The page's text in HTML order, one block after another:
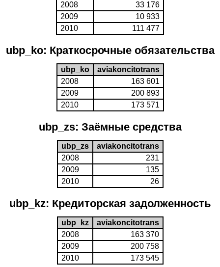
2008
33 176
2009
10 933
2010
111 477
ubp_ko: Краткосрочные обязательства
ubp_ko
aviakoncitotrans
2008
163 601
2009
200 893
2010
173 571
ubp_zs: Заёмные средства
ubp_zs
aviakoncitotrans
2008
231
2009
135
2010
26
ubp_kz: Кредиторская задолженность
ubp_kz
aviakoncitotrans
2008
163 370
2009
200 758
2010
173 545